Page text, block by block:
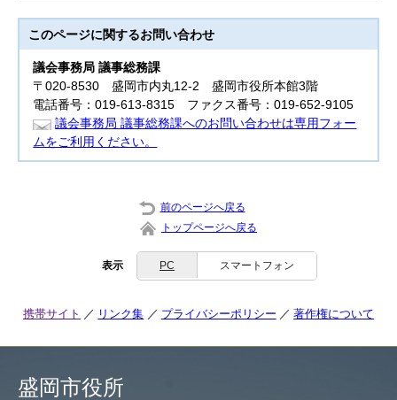
このページに関するお問い合わせ
議会事務局 議事総務課
〒020-8530 盛岡市内丸12-2 盛岡市役所本館3階
電話番号：019-613-8315 ファクス番号：019-652-9105
議会事務局 議事総務課へのお問い合わせは専用フォー
ムをご利用ください。
前のページへ戻る
トップページへ戻る
表示 PC スマートフォン
携帯サイト リンク集 プライバシーポリシー 著作権について
盛岡市役所